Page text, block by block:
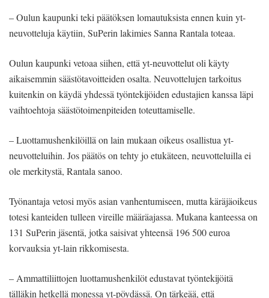
– Oulun kaupunki teki päätöksen lomautuksista ennen kuin yt-
neuvotteluja käytiin, SuPerin lakimies Sanna Rantala toteaa.
Oulun kaupunki vetoaa siihen, että yt-neuvottelut oli käyty
aikaisemmin säästötavoitteiden osalta. Neuvottelujen tarkoitus
kuitenkin on käydä yhdessä työntekijöiden edustajien kanssa läpi
vaihtoehtoja säästötoimenpiteiden toteuttamiselle.
– Luottamushenkilöillä on lain mukaan oikeus osallistua yt-
neuvotteluihin. Jos päätös on tehty jo etukäteen, neuvotteluilla ei
ole merkitystä, Rantala sanoo.
Työnantaja vetosi myös asian vanhentumiseen, mutta käräjäoikeus
totesi kanteiden tulleen vireille määräajassa. Mukana kanteessa on
131 SuPerin jäsentä, jotka saisivat yhteensä 196 500 euroa
korvauksia yt-lain rikkomisesta.
– Ammattiliittojen luottamushenkilöt edustavat työntekijöitä
tälläkin hetkellä monessa yt-pöydässä. On tärkeää, että